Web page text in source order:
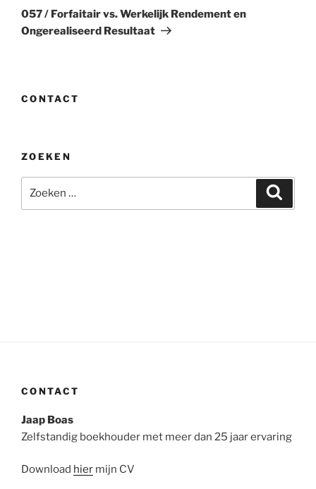
bericht
057 / Forfaitair vs. Werkelijk Rendement en
Ongerealiseerd Resultaat
CONTACT
ZOEKEN
naar:
CONTACT
Jaap Boas
Zelfstandig boekhouder met meer dan 25 jaar ervaring
Download hier mijn CV